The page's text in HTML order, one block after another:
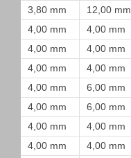
3,80 mm
12,00 mm
4,00 mm
4,00 mm
4,00 mm
4,00 mm
4,00 mm
4,00 mm
4,00 mm
6,00 mm
4,00 mm
6,00 mm
4,00 mm
4,00 mm
4,00 mm
4,00 mm